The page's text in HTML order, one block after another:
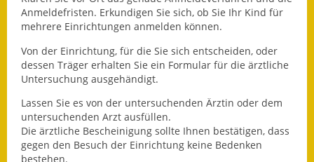
Bauhof Notzingen
Behördenadressen
Beratungsstellen im
Dienstleistungen
Formulare
Anmeldefristen. Erkundigen Sie sich, ob Sie Ihr Kind für
mehrere Einrichtungen anmelden können.
Von der Einrichtung, für die Sie sich entscheiden, oder
dessen Träger erhalten Sie ein Formular für die ärztliche
Untersuchung ausgehändigt.
Lassen Sie es von der untersuchenden Ärztin oder dem
untersuchenden Arzt ausfüllen.
Die ärztliche Bescheinigung sollte Ihnen bestätigen, dass
gegen den Besuch der Einrichtung keine Bedenken
bestehen.